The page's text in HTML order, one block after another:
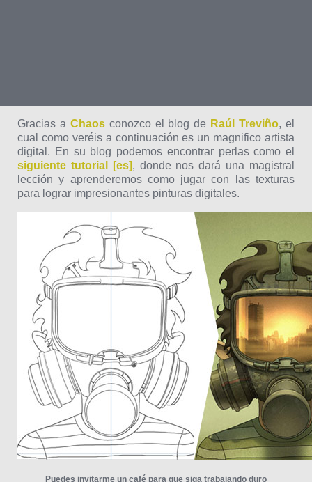
Gracias a Chaos conozco el blog de Raúl Treviño, el
cual como veréis a continuación es un magnifico artista
digital. En su blog podemos encontrar perlas como el
siguiente tutorial [es], donde nos dará una magistral
lección y aprenderemos como jugar con las texturas
para lograr impresionantes pinturas digitales.
Puedes invitarme un café para que siga trabajando duro